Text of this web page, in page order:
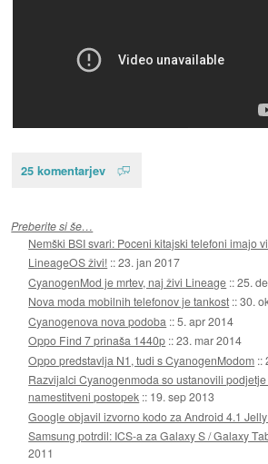
25 komentarjev
Preberite si še…
Nemški BSI svari: Poceni kitajski telefoni imajo
LineageOS živi! ::23. jan 2017
CyanogenMod je mrtev, naj živi Lineage ::25.
Nova moda mobilnih telefonov je tankost ::30.
Cyanogenova nova podoba ::5. apr 2014
Oppo Find 7 prinaša 1440p ::23. mar 2014
Oppo predstavlja N1, tudi s CyanogenModom ::
Razvijalci Cyanogenmoda so ustanovili
namestitveni postopek :: 19. sep 2013
Google objavil izvorno kodo za Android 4.1
Samsung potrdil: ICS-a za Galaxy S / Galaxy
2011